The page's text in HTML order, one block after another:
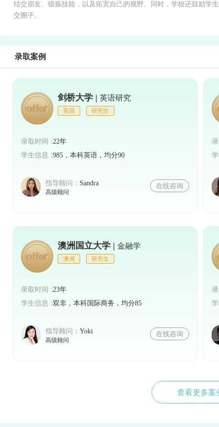
结交朋友、锻炼技能，以及拓宽自己的视野。同时，学校还鼓励学
交圈子。
录取案例
剑桥大学 | 英语研究
英国 研究生
录取时间：22年
学生信息：985，本科英语，均分90
指导顾问： Sandra
高级顾问
在线咨询
澳洲国立大学 | 金融学
澳洲 研究生
录取时间：23年
学生信息：双非，本科国际商务，均分85
指导顾问： Yoki
高级顾问
在线咨询
查看更多案